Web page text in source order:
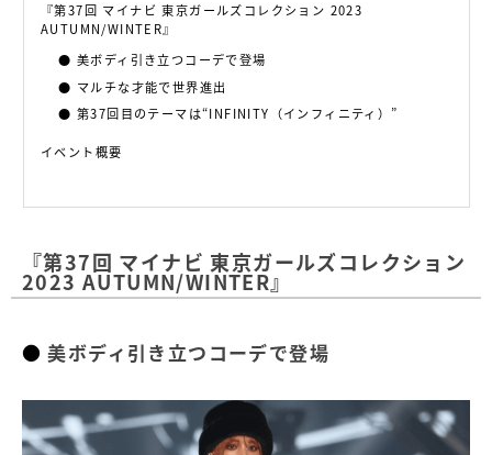
『第37回 マイナビ 東京ガールズコレクション 2023
AUTUMN/WINTER』
美ボディ引き立つコーデで登場
マルチな才能で世界進出
第37回目のテーマは“INFINITY（インフィニティ）”
イベント概要
『第37回 マイナビ 東京ガールズコレクション
2023 AUTUMN/WINTER』
美ボディ引き立つコーデで登場